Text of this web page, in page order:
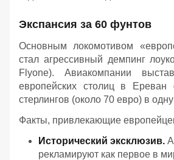
Экспансия за 60 фунтов
Основным локомотивом
стал агрессивный демпинг
Flyone). Авиакомпании
европейских столиц в Ереван
стерлингов (около 70 евро) в одну
Факты, привлекающие
Исторический эксклюзив.
рекламируют как первое в